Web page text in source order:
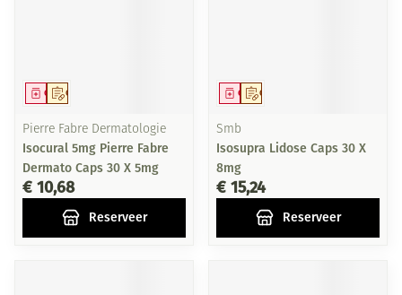
Op voorschrift
Geneesmiddel
Pierre Fabre Dermatologie
Isocural 5mg Pierre Fabre
Dermato Caps 30 X 5mg
€ 10,68
Reserveer
Op voorschrift
Geneesmiddel
Smb
Isosupra Lidose Caps 30 X
8mg
€ 15,24
Reserveer